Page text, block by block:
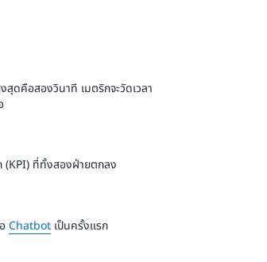
ดคือสองวินาที เมตริกจะวัดเวลา
(KPI) ที่ทั้งสองฝ่ายตกลง
Chatbotเป็นครั้งแรก